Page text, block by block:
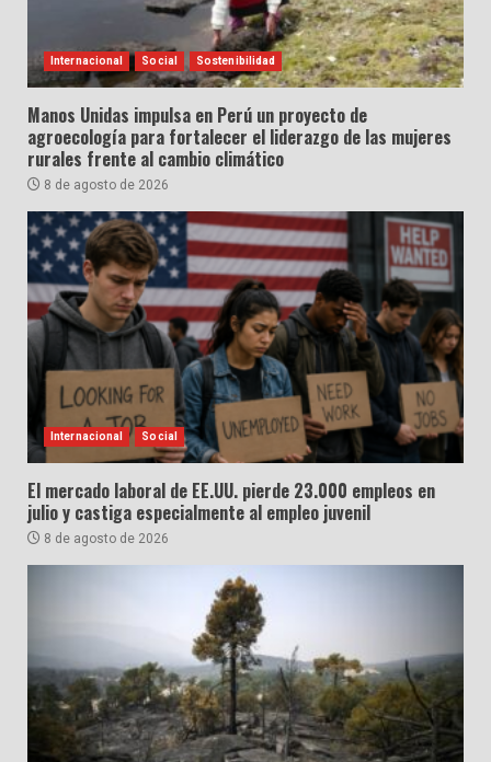
Internacional Social Sostenibilidad
Manos Unidas impulsa en Perú un proyecto de
agroecología para fortalecer el liderazgo de las mujeres
rurales frente al cambio climático
8 de agosto de 2026
Internacional Social
El mercado laboral de EE.UU. pierde 23.000 empleos en
julio y castiga especialmente al empleo juvenil
8 de agosto de 2026